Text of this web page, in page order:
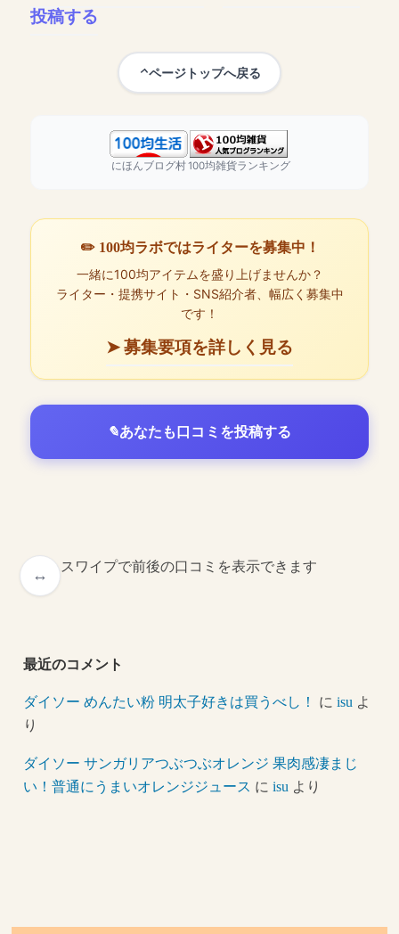
投稿する
ページトップへ戻る
にほんブログ村100均雑貨ランキング
✏️ 100均ラボではライターを募集中！
一緒に100均アイテムを盛り上げませんか？
ライター・提携サイト・SNS紹介者、幅広く募集中
です！
➤ 募集要項を詳しく見る
あなたも口コミを投稿する
スワイプで前後の口コミを表示できます
最近のコメント
ダイソー めんたい粉 明太子好きは買うべし！ にisu よ
り
ダイソー サンガリアつぶつぶオレンジ 果肉感凄まじ
い！普通にうまいオレンジジュース にisu より